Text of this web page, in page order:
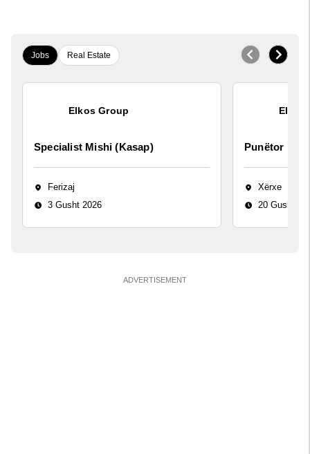
Jobs Real Estate
Elkos Group
Specialist Mishi (Kasap)
Ferizaj
3 Gusht 2026
Elkos
Punëtor në
Xërxe
20 Gusht